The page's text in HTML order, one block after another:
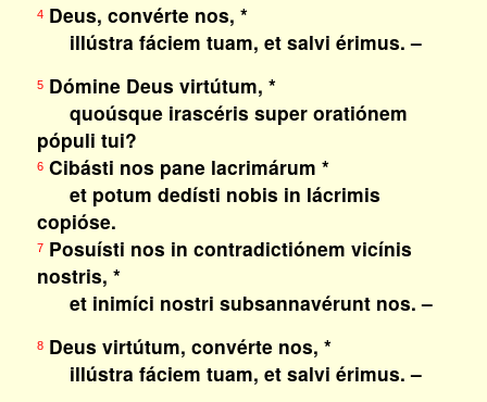
4Deus, convérte nos, *
illústra fáciem tuam, et salvi érimus. –
5Dómine Deus virtútum, *
quoúsque irascéris super oratiónem
pópuli tui?
6Cibásti nos pane lacrimárum *
et potum dedísti nobis in lácrimis
copióse.
7Posuísti nos in contradictiónem vicínis
nostris, *
et inimíci nostri subsannavérunt nos. –
8Deus virtútum, convérte nos, *
illústra fáciem tuam, et salvi érimus. –